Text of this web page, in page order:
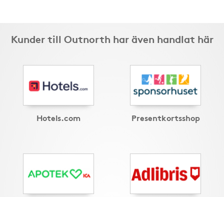
Kunder till Outnorth har även handlat här
Hotels.com Presentkortsshop